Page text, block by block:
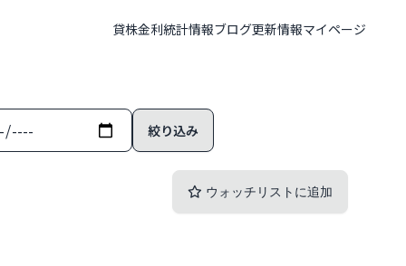
貸株金利統計情報ブログ更新情報マイページ
ウォッチリストに追加